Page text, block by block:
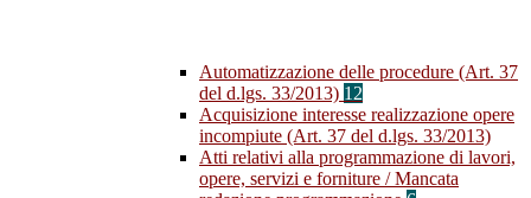
Automatizzazione delle procedure (Art. 37
del d.lgs. 33/2013) 12
Acquisizione interesse realizzazione opere
incompiute (Art. 37 del d.lgs. 33/2013)
Atti relativi alla programmazione di lavori,
opere, servizi e forniture / Mancata